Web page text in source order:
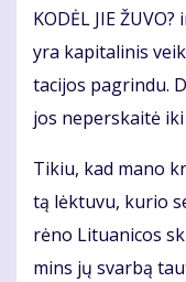
KO­DĖL JIE ŽU­VO?
yra ka­pi­ta­li­nis
ta­ci­jos pa­grin­du.
jos ne­per­skai­tė
Ti­kiu, kad ma­no
tą lėk­tu­vu, ku­rio
rė­no Li­tu­a­ni­cos
mins jų svar­bą